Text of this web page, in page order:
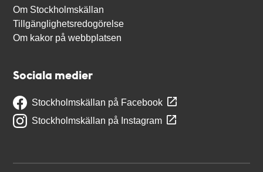
Om Stockholmskällan
Tillgänglighetsredogörelse
Om kakor på webbplatsen
Sociala medier
Stockholmskällan på Facebook
Stockholmskällan på Instagram